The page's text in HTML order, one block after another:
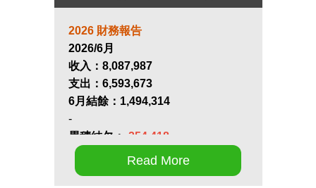
2026 財務報告
2026/6月
收入：8,087,987
支出：6,593,673
6月結餘： 1,494,314
-
累積結欠：
-254,418
第十七屆畢業生同行營將於九月 11
Read More